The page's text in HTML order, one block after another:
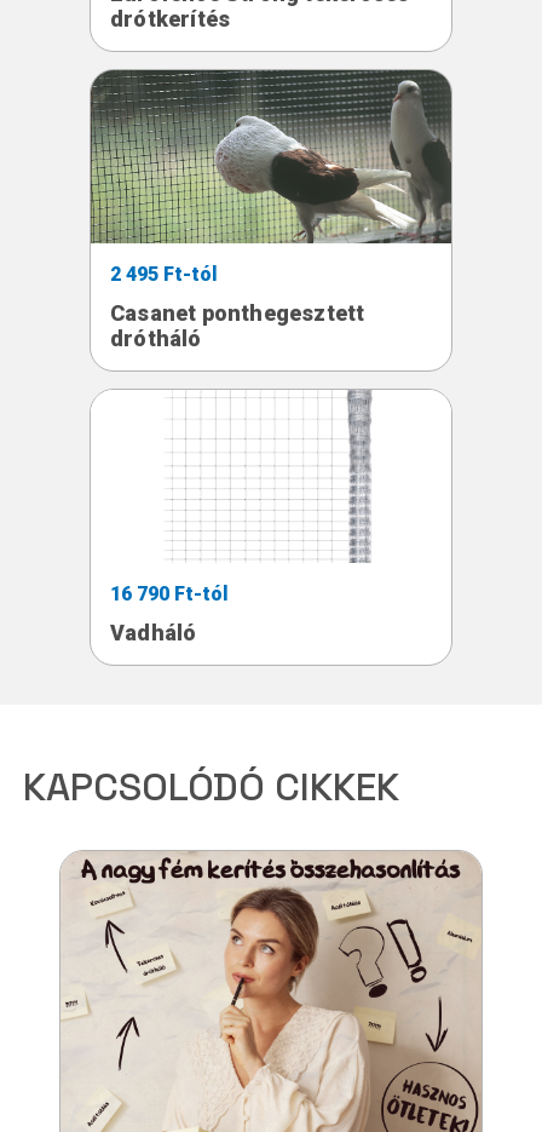
drótkerítés
2 495 Ft-tól
Casanet ponthegesztett
drótháló
16 790 Ft-tól
Vadháló
KAPCSOLÓDÓ CIKKEK